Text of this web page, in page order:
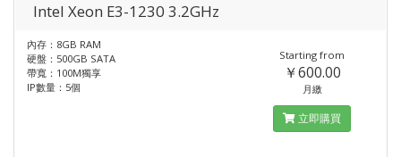
Intel Xeon E3-1230 3.2GHz
內存：8GB RAM
硬盤：500GB SATA
帶寬：100M獨享
IP數量：5個
Starting from
￥600.00
月繳
立即購買